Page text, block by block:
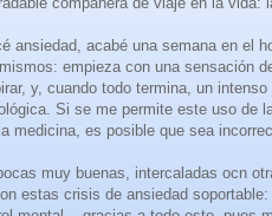
ansiedad, acabé una semana en el
empieza con una sensación
y, cuando todo termina, un
Si se me permite este uso de
medicina, es posible que sea
muy buenas, intercaladas ocn
estas crisis de ansiedad